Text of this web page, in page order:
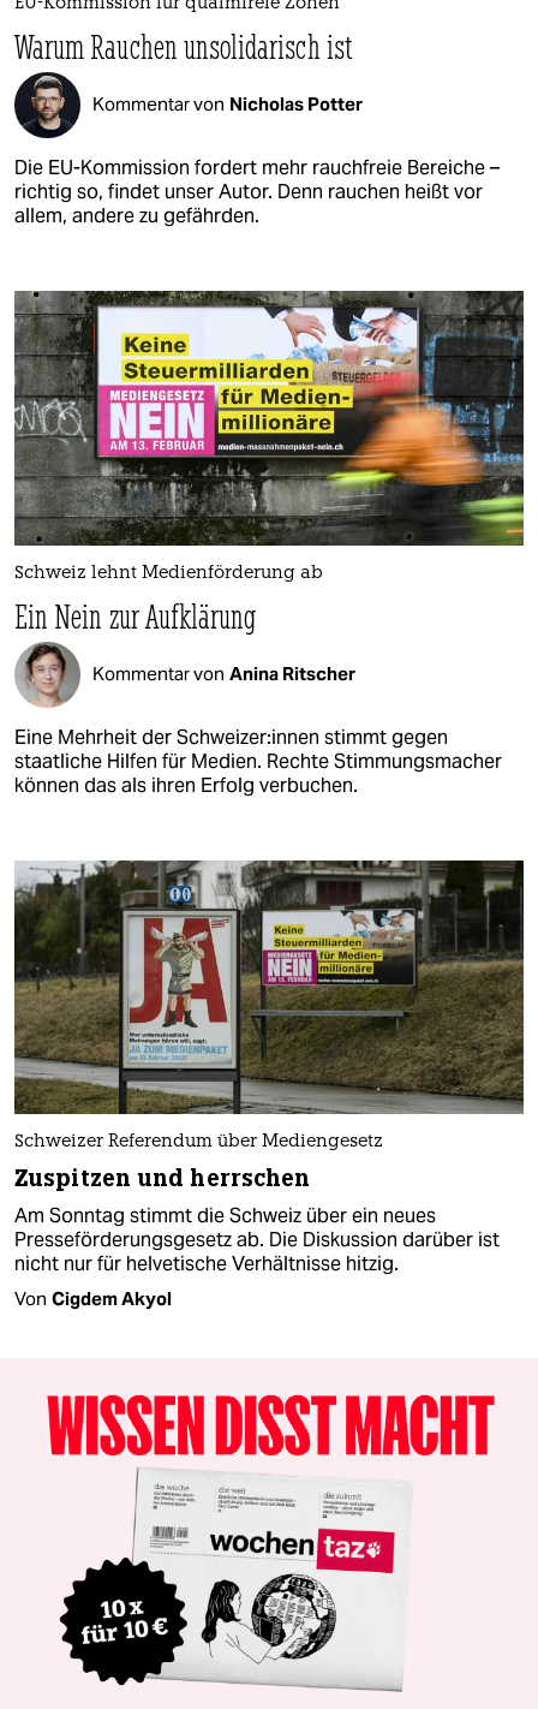
EU-Kommission für qualmfreie Zonen
Warum Rauchen unsolidarisch ist
Kommentar von Nicholas Potter
Die EU-Kommission fordert mehr rauchfreie Bereiche –
richtig so, findet unser Autor. Denn rauchen heißt vor
allem, andere zu gefährden.
Schweiz lehnt Medienförderung ab
Ein Nein zur Aufklärung
Kommentar von Anina Ritscher
Eine Mehrheit der Schwei­ze­r:in­nen stimmt gegen
staatliche Hilfen für Medien. Rechte Stimmungsmacher
können das als ihren Erfolg verbuchen.
Schweizer Referendum über Mediengesetz
Zuspitzen und herrschen
Am Sonntag stimmt die Schweiz über ein neues
Presseförderungsgesetz ab. Die Diskussion darüber ist
nicht nur für helvetische Verhältnisse hitzig.
Von Cigdem Akyol